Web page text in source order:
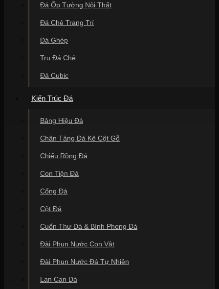
Đá Ốp Tường Nội Thất
Đá Chẻ Trang Trí
Đá Ghép
Trụ Đá Chẻ
Đá Cubic
Kiến Trúc Đá
Bảng Hiệu Đá
Chân Tảng Đá Kê Cột Gỗ
Chiếu Rồng Đá
Con Tiện Đá
Cổng Đá
Cột Đá
Cuốn Thư Đá & Bình Phong Đá
Đài Phun Nước Con Vật
Đài Phun Nước Đá Tự Nhiên
Lan Can Đá